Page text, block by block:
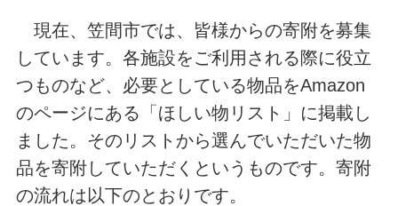
現在、笠間市では、皆様からの寄附を募集
しています。各施設をご利用される際に役立
つものなど、必要としている物品をAmazon
のページにある「ほしい物リスト」に掲載し
ました。そのリストから選んでいただいた物
品を寄附していただくというものです。寄附
の流れは以下のとおりです。